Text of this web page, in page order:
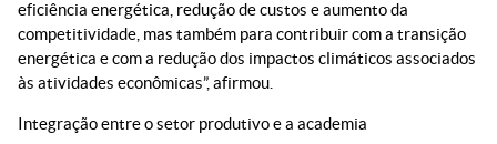
eficiência energética, redução de custos e aumento da
competitividade, mas também para contribuir com a transição
energética e com a redução dos impactos climáticos associados
às atividades econômicas”, afirmou.
Integração entre o setor produtivo e a academia